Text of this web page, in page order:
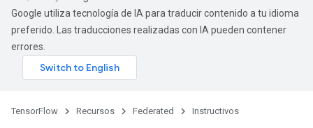
Google utiliza tecnología de IA para traducir contenido a tu idioma
preferido. Las traducciones realizadas con IA pueden contener
errores.
TensorFlow Recursos Federated Instructivos